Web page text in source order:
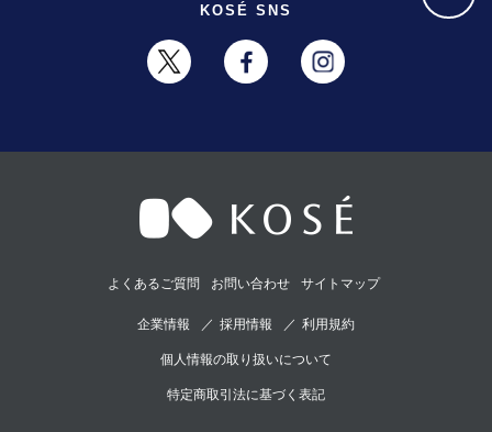
KOSÉ SNS
よくあるご質問 お問い合わせ サイトマップ
企業情報 採用情報 利用規約
個人情報の取り扱いについて
特定商取引法に基づく表記